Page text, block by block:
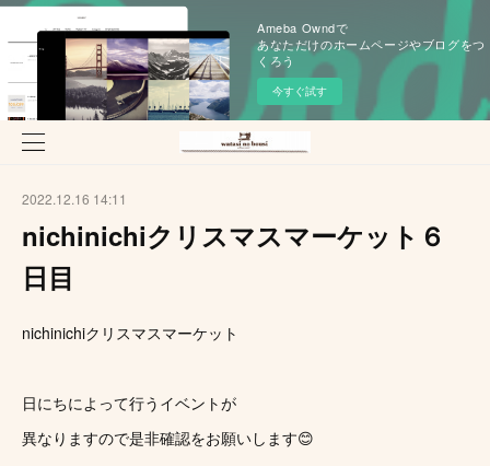
Ameba Owndで
あなただけのホームページやブログをつ
くろう
今すぐ試す
2022.12.16 14:11
nichinichiクリスマスマーケット６
日目
nichinichiクリスマスマーケット
日にちによって行うイベントが
異なりますので是非確認をお願いします😊